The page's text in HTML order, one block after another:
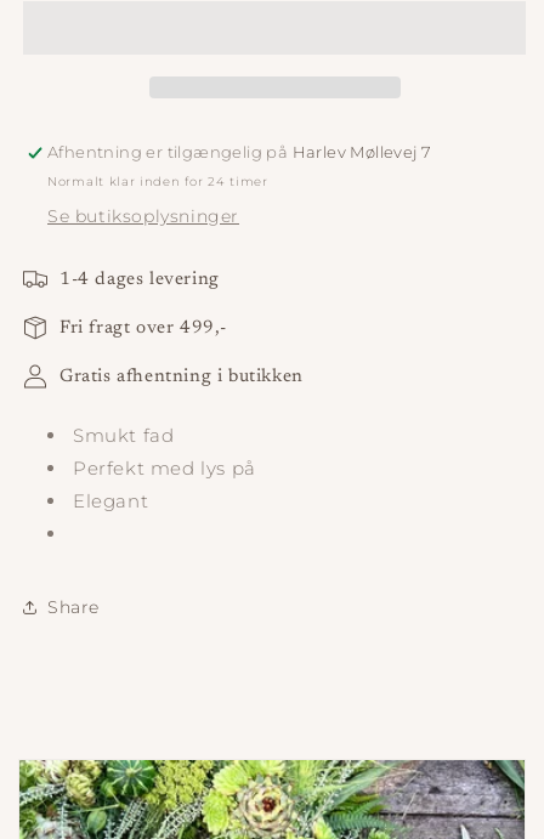
Afhentning er tilgængelig på Harlev Møllevej 7
Normalt klar inden for 24 timer
Se butiksoplysninger
1-4 dages levering
Fri fragt over 499,-
Gratis afhentning i butikken
Smukt fad
Perfekt med lys på
Elegant
Share